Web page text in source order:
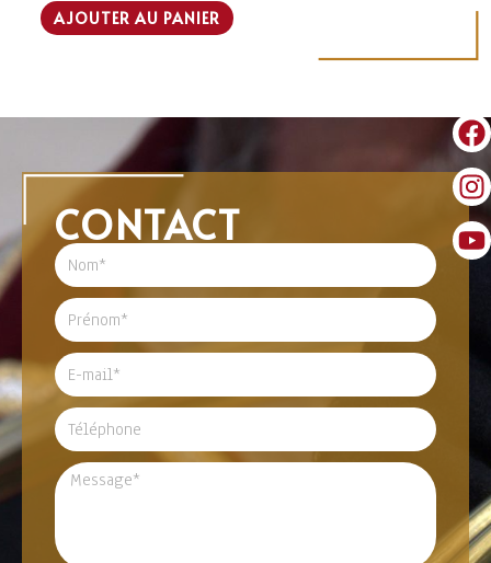
AJOUTER AU PANIER
CONTACT